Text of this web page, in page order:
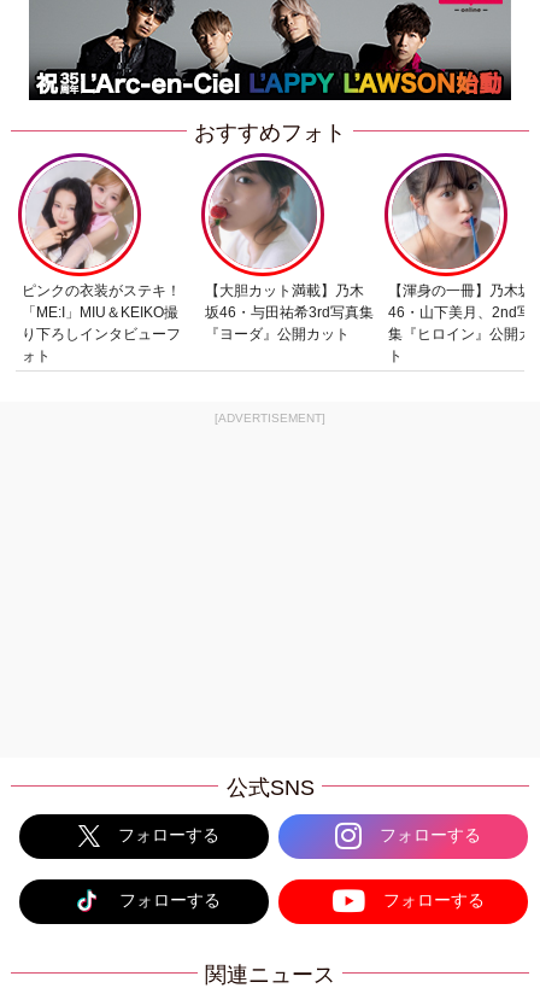
おすすめフォト
ピンクの衣装がステキ！
「ME:I」MIU＆KEIKO撮
り下ろしインタビューフ
ォト
【大胆カット満載】乃木
坂46・与田祐希3rd写真集
『ヨーダ』公開カット
【渾身の一冊】乃木坂
46・山下美月、2nd写
集『ヒロイン』公開カ
ト
[ADVERTISEMENT]
公式SNS
フォローする フォローする
フォローする フォローする
関連ニュース